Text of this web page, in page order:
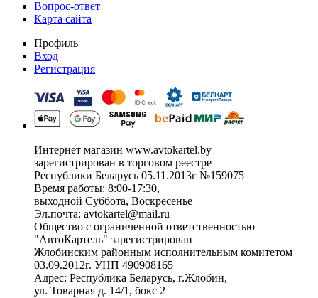
Вопрос-ответ
Карта сайта
Профиль
Вход
Регистрация
Интернет магазин www.avtokartel.by
зарегистрирован в торговом реестре
Республики Беларусь 05.11.2013г №159075
Время работы: 8:00-17:30,
выходной Суббота, Воскресенье
Эл.почта: avtokartel@mail.ru
Общество с ограниченной ответственностью
"АвтоКартель" зарегистрирован
Жлобинским районным исполнительным комитетом
03.09.2012г. УНП 490908165
Адрес: Республика Беларусь, г.Жлобин,
ул. Товарная д. 14/1, бокс 2